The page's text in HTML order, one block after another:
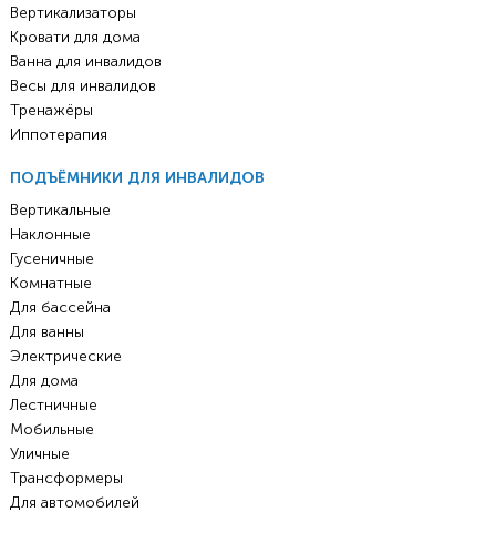
Вертикализаторы
Кровати для дома
Ванна для инвалидов
Весы для инвалидов
Тренажёры
Иппотерапия
ПОДЪЁМНИКИ ДЛЯ ИНВАЛИДОВ
Вертикальные
Наклонные
Гусеничные
Комнатные
Для бассейна
Для ванны
Электрические
Для дома
Лестничные
Мобильные
Уличные
Трансформеры
Для автомобилей